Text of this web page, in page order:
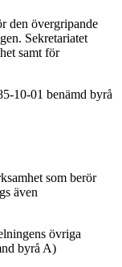
den övergripande
Sekretariatet
samt för
10-01 benämd byrå
som berör
även
övriga
byrå A)